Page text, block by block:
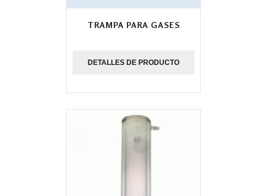
TRAMPA PARA GASES
DETALLES DE PRODUCTO